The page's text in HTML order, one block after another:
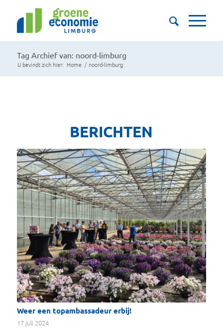
Tag Archief van: noord-limburg
U bevindt zich hier: Home / noord-limburg
BERICHTEN
Weer een topambassadeur erbij!
17 juli 2024